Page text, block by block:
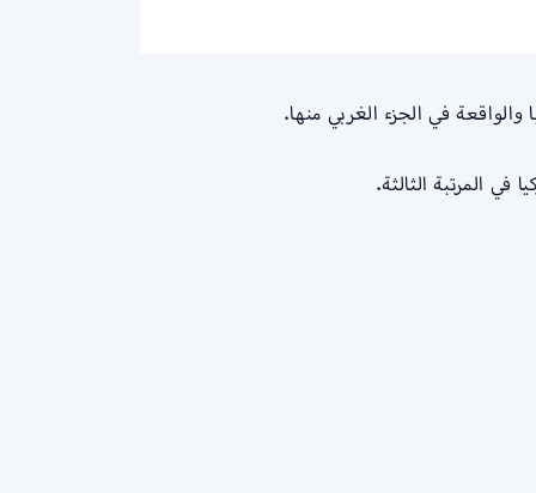
في الجزء الغربي منها.
المرتبة الثالثة.